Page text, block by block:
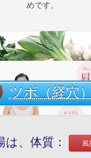
めです。
ツボ（経穴
は、体質：